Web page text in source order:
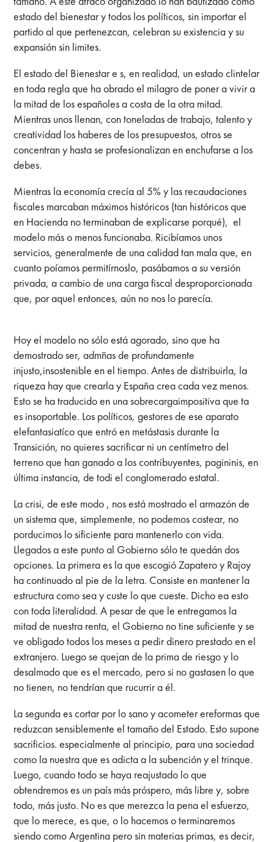
estado del bienestar y todos los políticos, sin importar el
partido al que pertenezcan, celebran su existencia y su
expansión sin limites.
El estado del Bienestar e s, en realidad, un estado clintelar
en toda regla que ha obrado el milagro de poner a vivir a
la mitad de los españoles a costa de la otra mitad.
Mientras unos llenan, con toneladas de trabajo, talento y
creatividad los haberes de los presupuestos, otros se
concentran y hasta se profesionalizan en enchufarse a los
debes.
Mientras la economía crecía al 5% y las recaudaciones
fiscales marcaban máximos históricos (tan históricos que
en Hacienda no terminaban de explicarse porqué), el
modelo más o menos funcionaba. Ricibíamos unos
servicios, generalmente de una calidad tan mala que, en
cuanto poíamos permitírnoslo, pasábamos a su versión
privada, a cambio de una carga fiscal desproporcionada
que, por aquel entonces, aún no nos lo parecía.
Hoy el modelo no sólo está agorado, sino que ha
demostrado ser, admñas de profundamente
injusto,insostenible en el tiempo. Antes de distribuirla, la
riqueza hay que crearla y España crea cada vez menos.
Esto se ha traducido en una sobrecargaimpositiva que ta
es insoportable. Los políticos, gestores de ese aparato
elefantasiatíco que entró en metástasis durante la
Transición, no quieres sacrificar ni un centímetro del
terreno que han ganado a los contribuyentes, pagininis, en
última instancia, de todi el conglomerado estatal.
La crisi, de este modo , nos está mostrado el armazón de
un sistema que, simplemente, no podemos costear, no
porducimos lo sificiente para mantenerlo con vida.
Llegados a este punto al Gobierno sólo te quedán dos
opciones. La primera es la que escogió Zapatero y Rajoy
ha continuado al pie de la letra. Consiste en mantener la
estructura como sea y custe lo que cueste. Dicho ea esto
con toda literalidad. A pesar de que le entregamos la
mitad de nuestra renta, el Gobierno no tine suficiente y se
ve obligado todos los meses a pedir dinero prestado en el
extranjero. Luego se quejan de la prima de riesgo y lo
desalmado que es el mercado, pero si no gastasen lo que
no tienen, no tendrían que rucurrir a él.
La segunda es cortar por lo sano y acometer ereformas que
reduzcan sensiblemente el tamaño del Estado. Esto supone
sacrificios. especialmente al principio, para una sociedad
como la nuestra que es adicta a la subención y el trinque.
Luego, cuando todo se haya reajustado lo que
obtendremos es un país más próspero, más libre y, sobre
todo, más justo. No es que merezca la pena el esfuerzo,
que lo merece, es que, o lo hacemos o terminaremos
siendo como Argentina pero sin materias primas, es decir,